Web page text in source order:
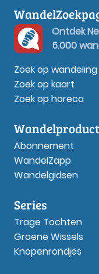
Ontdek
5.000
Zoek op wandeling
Zoek op kaart
Zoek op horeca
Abonnement
WandelZapp
Wandelgidsen
Series
Trage Tochten
Groene Wissels
Knopenrondjes